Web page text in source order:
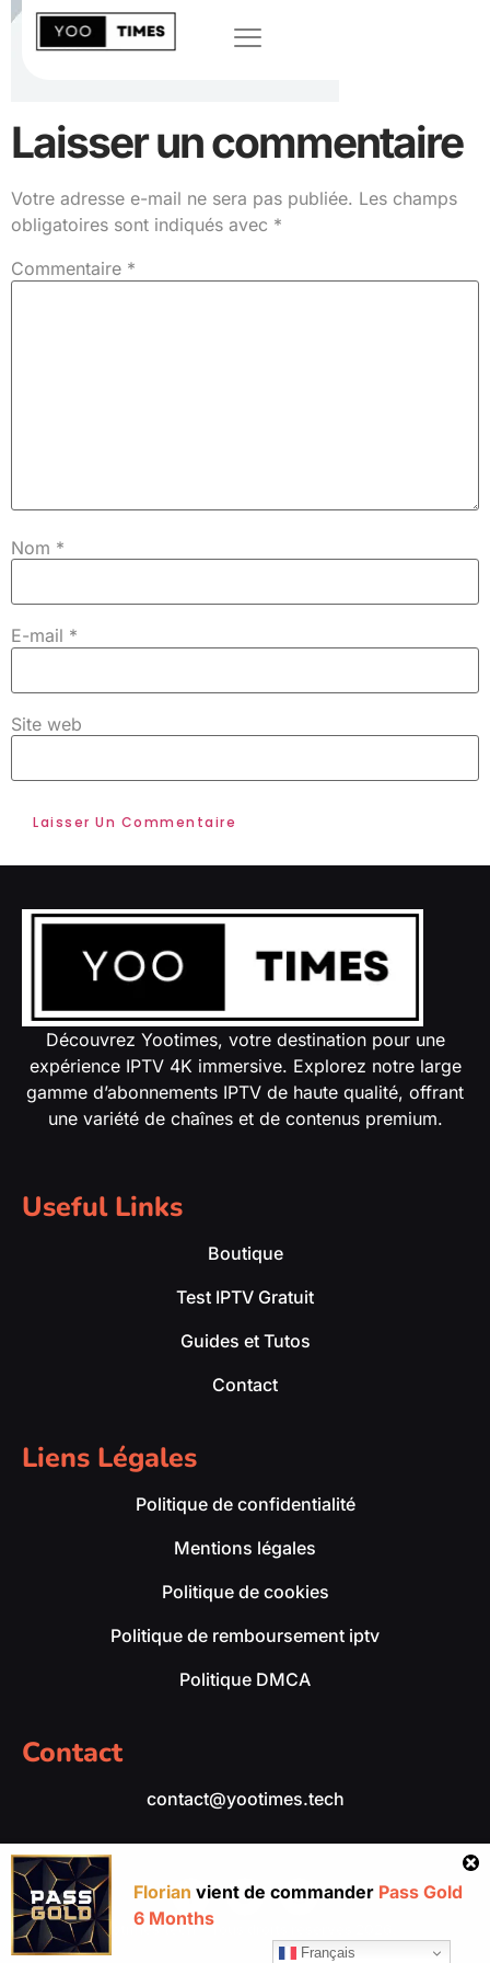
Laisser un commentaire
Votre adresse e-mail ne sera pas publiée. Les champs
obligatoires sont indiqués avec *
Commentaire *
Nom *
E-mail *
Site web
Découvrez Yootimes, votre destination pour une
expérience IPTV 4K immersive. Explorez notre large
gamme d’abonnements IPTV de haute qualité, offrant
une variété de chaînes et de contenus premium.
Useful Links
Boutique
Test IPTV Gratuit
Guides et Tutos
Contact
Liens Légales
Politique de confidentialité
Mentions légales
Politique de cookies
Politique de remboursement iptv
Politique DMCA
Contact
contact@yootimes.tech
yootimes.tech – Tous droits réservés 2026.
Français
Florian vient de commander Pass Gold
6 Months